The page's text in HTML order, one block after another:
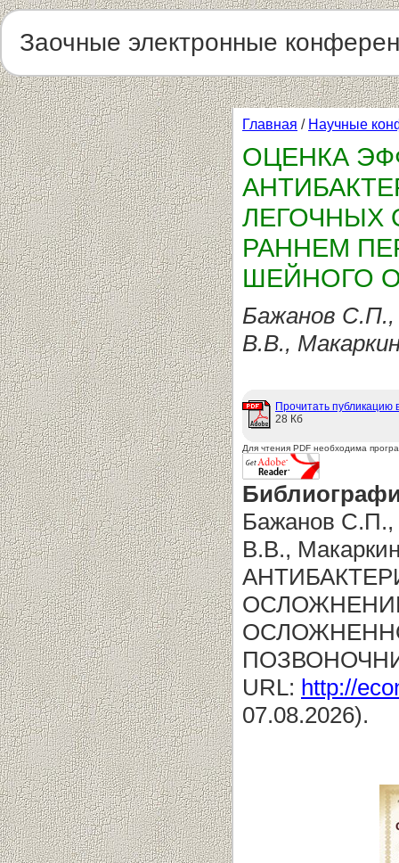
Заочные электронные
Главная / Научные
ОЦЕНКА
ЛЕГОЧНЫХ
РАННЕМ
ШЕЙНОГО
Бажанов С.П.,
В.В.,
Прочитать публикацию
28 Кб
Для чтения PDF необходима
Бажанов
В.В.,
URL: http://
07.08.2026).